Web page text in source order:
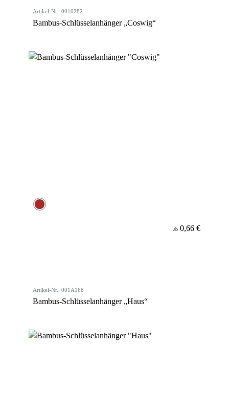
Artikel-Nr.: 0010282
Bambus-Schlüsselanhänger „Coswig“
ab 0,66 €
Artikel-Nr.: 001A168
Bambus-Schlüsselanhänger „Haus“